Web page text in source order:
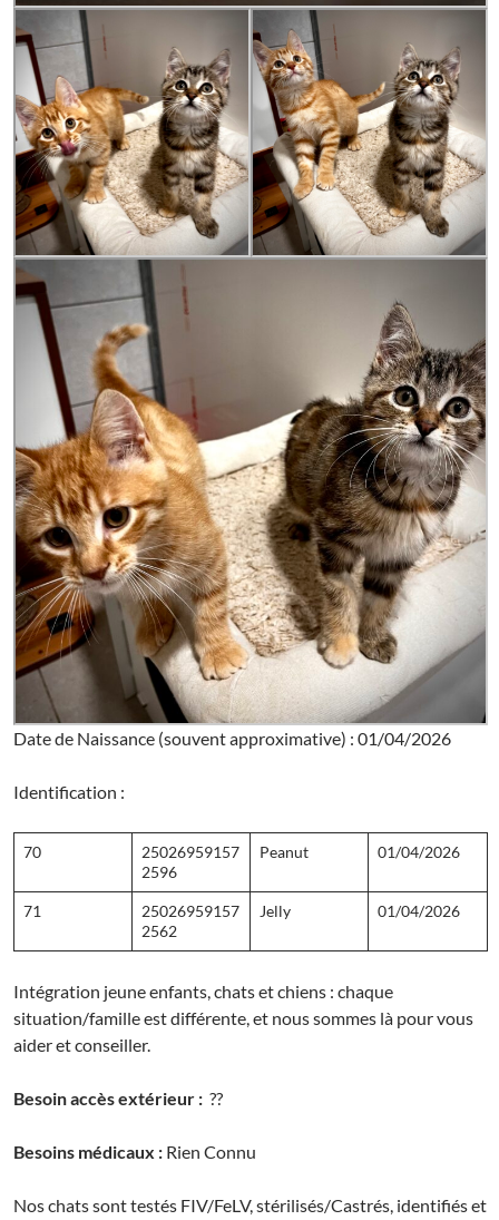
Date de Naissance (souvent approximative) : 01/04/2026
Identification :
70
25026959157
2596
Peanut 01/04/2026
71
25026959157
2562
Jelly 01/04/2026
Intégration jeune enfants, chats et chiens : chaque
situation/famille est différente, et nous sommes là pour vous
aider et conseiller.
Besoin accès extérieur : ??
Besoins médicaux : Rien Connu
Nos chats sont testés FIV/FeLV, stérilisés/Castrés, identifiés et